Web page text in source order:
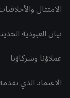
الامتثال
بيان العبودية
عملاؤنا وشركاؤنا
الاعتماد الذي